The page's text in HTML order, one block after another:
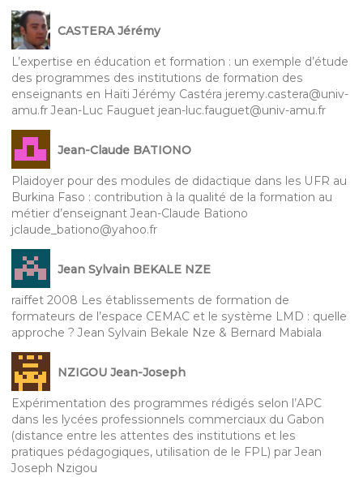
CASTERA Jérémy
L’expertise en éducation et formation : un exemple d’étude
des programmes des institutions de formation des
enseignants en Haïti Jérémy Castéra jeremy.castera@univ-
amu.fr Jean-Luc Fauguet jean-luc.fauguet@univ-amu.fr
Jean-Claude BATIONO
Plaidoyer pour des modules de didactique dans les UFR au
Burkina Faso : contribution à la qualité de la formation au
métier d’enseignant Jean-Claude Bationo
jclaude_bationo@yahoo.fr
Jean Sylvain BEKALE NZE
raiffet 2008 Les établissements de formation de
formateurs de l’espace CEMAC et le système LMD : quelle
approche ? Jean Sylvain Bekale Nze & Bernard Mabiala
NZIGOU Jean-Joseph
Expérimentation des programmes rédigés selon l’APC
dans les lycées professionnels commerciaux du Gabon
(distance entre les attentes des institutions et les
pratiques pédagogiques, utilisation de le FPL) par Jean
Joseph Nzigou